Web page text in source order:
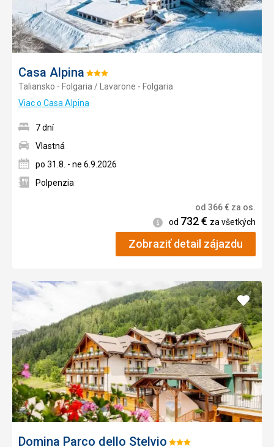
Casa Alpina Hodnotenie:
3/5
Taliansko - Folgaria / Lavarone - Folgaria
Viac o Casa Alpina
7 dní
Vlastná
po 31.8. - ne 6.9.2026
Polpenzia
od 366€ za os.
Informácie
od 732€ za všetkých
Zobraziť detail zájazdu
Domina Parco dello Stelvio Hodnotenie:
Pridať
do